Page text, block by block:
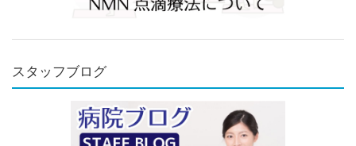
スタッフブログ